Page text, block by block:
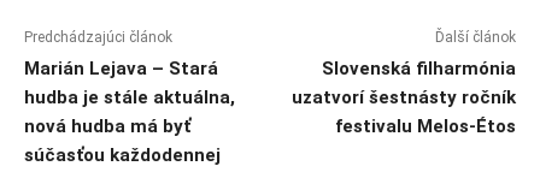
Predchádzajúci článok
Marián Lejava – Stará
hudba je stále aktuálna,
nová hudba má byť
súčasťou každodennej
Ďalší článok
Slovenská filharmónia
uzatvorí šestnásty ročník
festivalu Melos-Étos